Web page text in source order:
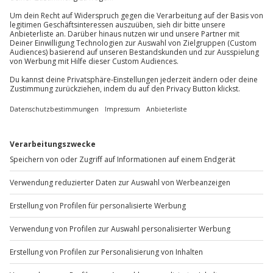
außer an bundesweiten Feiertagen:
Mo-Fr: 8-20 Uhr | Sa: 10-16 Uhr
Sichere Dir attraktive Firmenkunden Vorteile.
+49 89 / 60 60 89 700
Mo-Fr: 9-17 Uhr
b2b@jochen-schweizer.de
www.b2b.jochen-schweizer.de/
Artikelnummer: 35458
Andere Produkte entdecken